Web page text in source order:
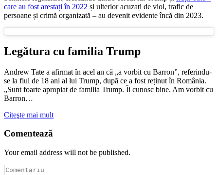
care au fost arestați în 2022 și ulterior acuzați de viol, trafic de
persoane și crimă organizată – au devenit evidente încă din 2023.
Legătura cu familia Trump
Andrew Tate a afirmat în acel an că „a vorbit cu Barron”, referindu-
se la fiul de 18 ani al lui Trump, după ce a fost reținut în România.
„Sunt foarte apropiat de familia Trump. Îi cunosc bine. Am vorbit cu
Barron…
Citeşte mai mult
Comentează
Your email address will not be published.